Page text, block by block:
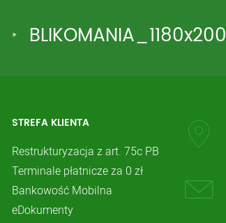
BLIKOMANIA_1180x200
STREFA KLIENTA
Restrukturyzacja z art. 75c PB
Terminale płatnicze za 0 zł
Bankowość Mobilna
eDokumenty